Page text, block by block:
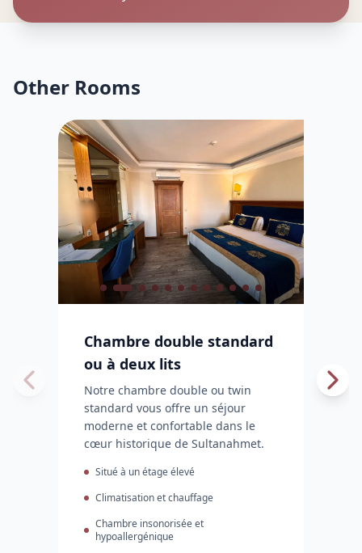
Other Rooms
Chambre double standard
ou à deux lits
Notre chambre double ou twin
standard vous offre un séjour
moderne et confortable dans le
cœur historique de Sultanahmet.
Situé à un étage élevé
Climatisation et chauffage
Chambre insonorisée et
hypoallergénique